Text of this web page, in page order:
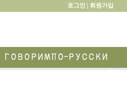
로그인 | 회원가입